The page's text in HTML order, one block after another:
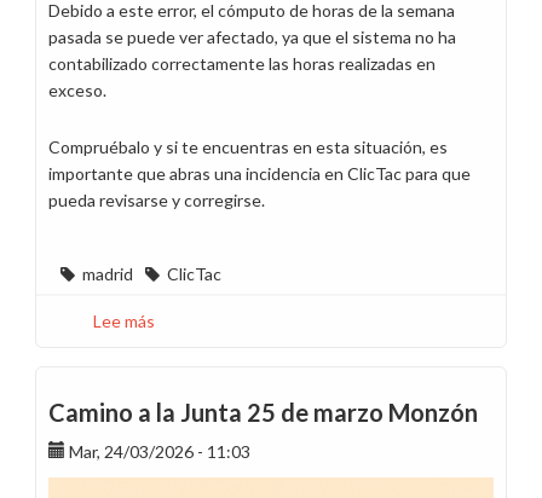
Debido a este error, el cómputo de horas de la semana
pasada se puede ver afectado, ya que el sistema no ha
contabilizado correctamente las horas realizadas en
exceso.
Compruébalo y si te encuentras en esta situación, es
importante que abras una incidencia en ClicTac para que
pueda revisarse y corregirse.
madrid ClicTac
Lee más
en
ClicTac
Camino a la Junta 25 de marzo Monzón
Mar, 24/03/2026 - 11:03